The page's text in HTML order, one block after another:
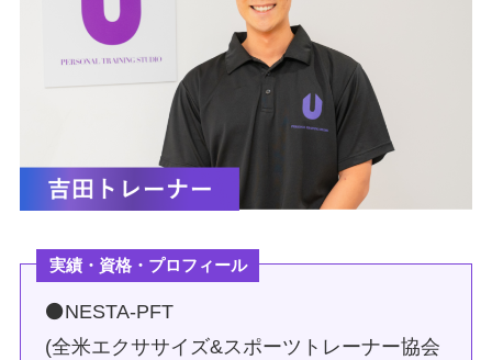
実績・資格・プロフィール
⚫NESTA-PFT
(全米エクササイズ&スポーツトレーナー協会